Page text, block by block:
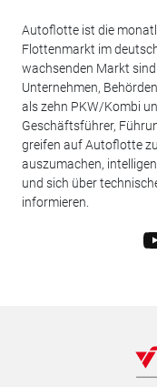
Autoflotte ist die
Flottenmarkt im
wachsenden Markt
Unternehmen,
als zehn PKW/Kombi
Geschäftsführer,
greifen auf Autoflotte
auszumachen,
und sich über
informieren.